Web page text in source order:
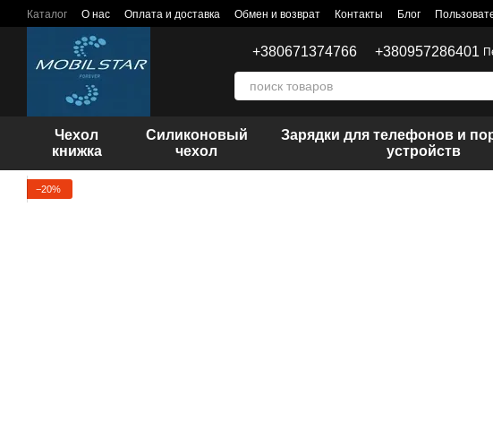
Перейти к основному контенту
Каталог О нас Оплата и доставка Обмен и возврат Контакты Блог
+380671374766 +380957286401
Чехол
книжка
Силиконовый
чехол
Зарядки для телефонов и
устройств
−20%